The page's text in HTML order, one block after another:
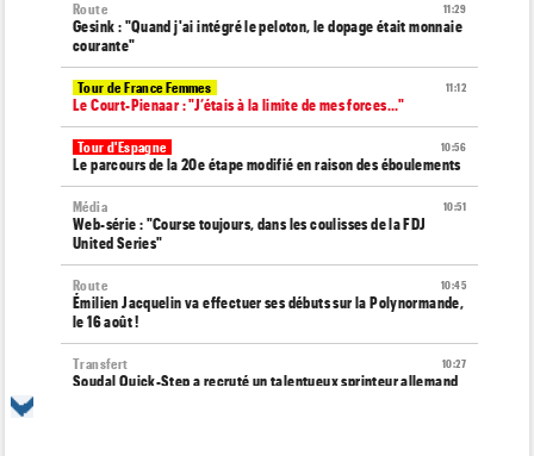
11:29
Route
Gesink : "Quand j'ai intégré le peloton, le dopage était monnaie
courante"
11:12
Tour de France Femmes
Le Court-Pienaar : "J’étais à la limite de mes forces..."
10:56
Tour d'Espagne
Le parcours de la 20e étape modifié en raison des éboulements
10:51
Média
Web-série : "Course toujours, dans les coulisses de la FDJ
United Series"
10:45
Route
Émilien Jacquelin va effectuer ses débuts sur la Polynormande,
le 16 août !
10:27
Transfert
Soudal Quick-Step a recruté un talentueux sprinteur allemand